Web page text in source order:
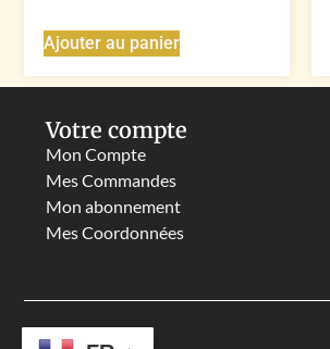
Ajouter au panier
Votre compte
Mon Compte
Mes Commandes
Mon abonnement
Mes Coordonnées